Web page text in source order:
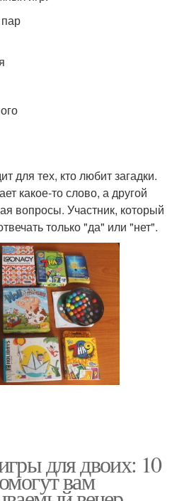
для тех, кто любит загадки.
какое-то слово, а другой
вопросы. Участник, который
только "да" или "нет".
для двоих: 10
вам